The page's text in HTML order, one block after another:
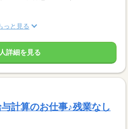
っと見る
詳細を見る
計算のお仕事♪残業なし